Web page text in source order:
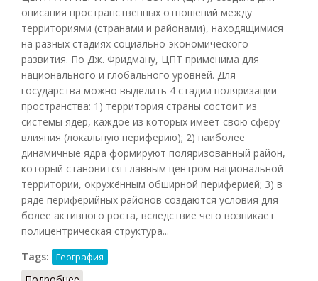
описания пространственных отношений между
территориями (странами и районами), находящимися
на разных стадиях социально-экономического
развития. По Дж. Фридману, ЦПТ применима для
национального и глобального уровней. Для
государства можно выделить 4 стадии поляризации
пространства: 1) территория страны состоит из
системы ядер, каждое из которых имеет свою сферу
влияния (локальную периферию); 2) наиболее
динамичные ядра формируют поляризованный район,
который становится главным центром национальной
территории, окружённым обширной периферией; 3) в
ряде периферийных районов создаются условия для
более активного роста, вследствие чего возникает
полицентрическая структура...
Tags:
География